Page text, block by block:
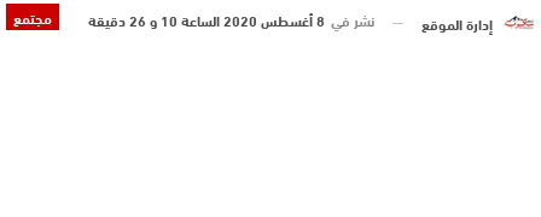
مجتمع إدارة الموقع نشر في 8 أغسطس 2020 الساعة 10 و 26 دقيقة